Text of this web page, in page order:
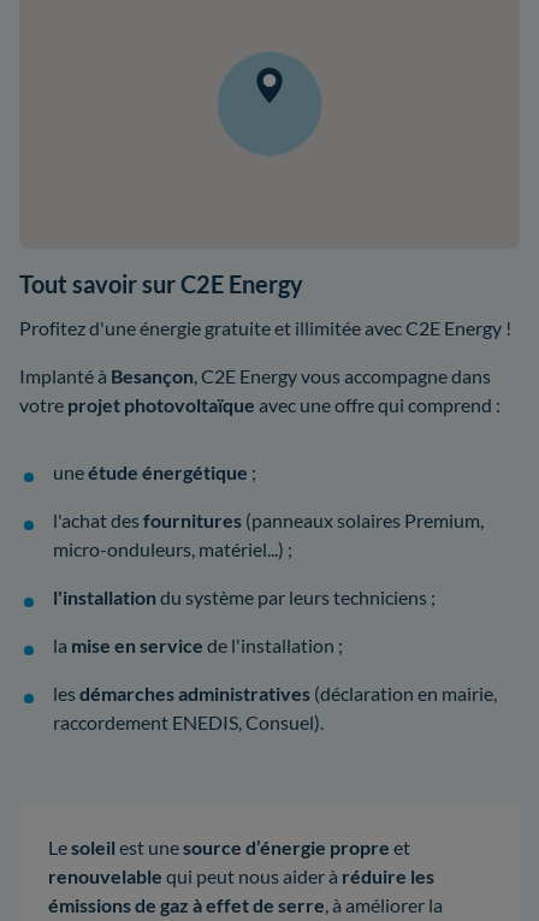
Tout savoir sur C2E Energy
Profitez d'une énergie gratuite et illimitée avec C2E Energy !
Implanté à Besançon, C2E Energy vous accompagne dans
votre projet photovoltaïque avec une offre qui comprend :
uneétude énergétique ;
l'achat des fournitures (panneaux solaires Premium,
micro-onduleurs, matériel...) ;
l'installation du système par leurs techniciens ;
la mise en service de l'installation ;
les démarches administratives (déclaration en mairie,
raccordement ENEDIS, Consuel).
Lesoleil est unesource d’énergie propre et
renouvelable qui peut nous aider à réduire les
émissions de gaz à effet de serre, à améliorer la